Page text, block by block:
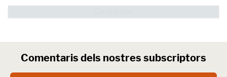
Comentaris dels nostres subscriptors